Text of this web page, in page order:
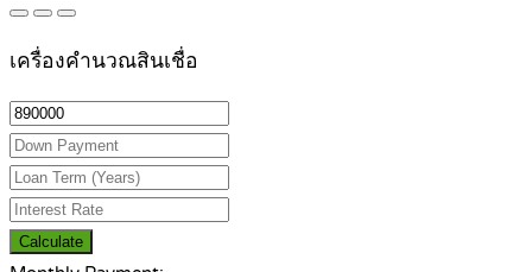
เครื่องคำนวณสินเชื่อ
Calculate